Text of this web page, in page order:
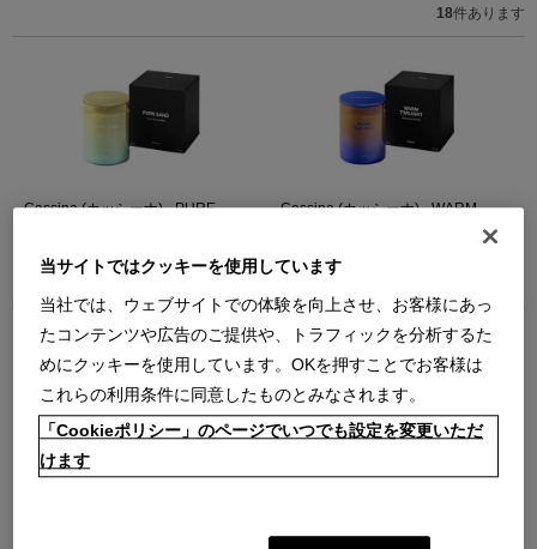
18件あります
Cassina (カッシーナ) - PURE
￥24,200
Cassina (カッシーナ) - WARM
TWILIGHT Candle キャンドル M
￥24,200
Cassina (カッシーナ) - BLOOMING
Cassina (カッシーナ) - HOME
200ml
当サイトではクッキーを使用しています
当社では、ウェブサイトでの体験を向上させ、お客様にあっ
たコンテンツや広告のご提供や、トラフィックを分析するた
めにクッキーを使用しています。OKを押すことでお客様は
これらの利用条件に同意したものとみなされます。
「Cookieポリシー」のページでいつでも設定を変更いただ
けます